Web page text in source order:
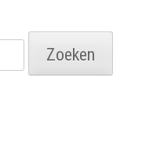
Zoeken